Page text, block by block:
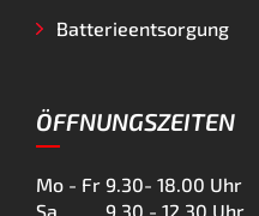
Batterieentsorgung
ÖFFNUNGSZEITEN
Mo - Fr 9.30- 18.00 Uhr
Sa
9.30 - 12.30 Uhr